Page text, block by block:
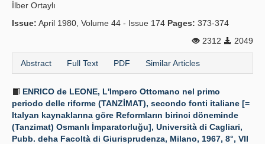
Guidelines
İlber Ortaylı
Issue: April 1980, Volume 44 - Issue 174 Pages: 373-374
2312
2049
Abstract Full Text PDF Similar Articles
ENRICO de LEONE, L'Impero Ottomano nel primo
periodo delle riforme (TANZİMAT), secondo fonti italiane [=
Italyan kaynaklarına göre Reformların birinci döneminde
(Tanzimat) Osmanlı İmparatorluğu], Università di Cagliari,
Pubb. deha Facoltà di Giurisprudenza, Milano, 1967, 8°, VII